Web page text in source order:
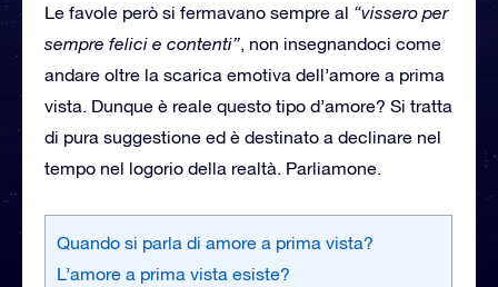
Le favole però si fermavano sempre al “vissero per
sempre felici e contenti”, non insegnandoci come
andare oltre la scarica emotiva dell’amore a prima
vista. Dunque è reale questo tipo d’amore? Si tratta
di pura suggestione ed è destinato a declinare nel
tempo nel logorio della realtà. Parliamone.
Quando si parla di amore a prima vista?
L’amore a prima vista esiste?